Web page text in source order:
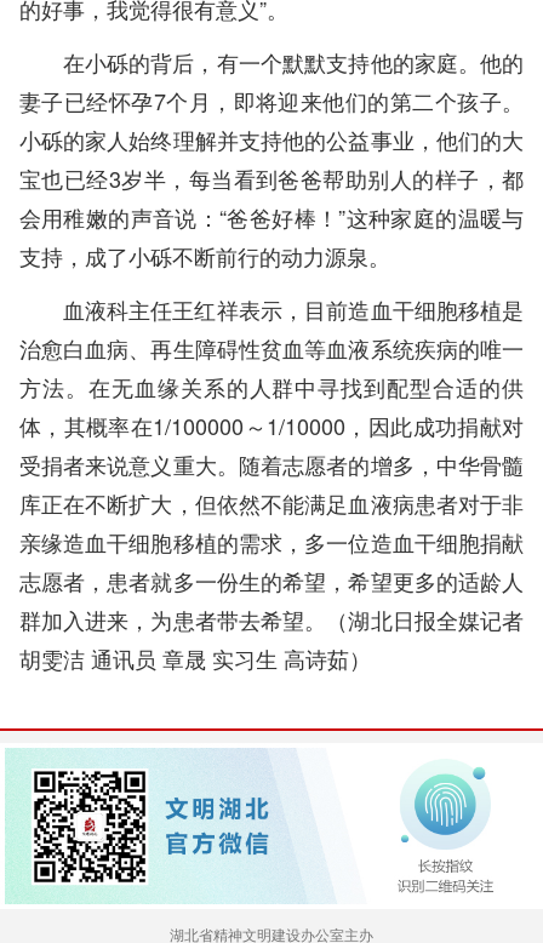
的好事，我觉得很有意义”。
在小砾的背后，有一个默默支持他的家庭。他的
妻子已经怀孕7个月，即将迎来他们的第二个孩子。
小砾的家人始终理解并支持他的公益事业，他们的大
宝也已经3岁半，每当看到爸爸帮助别人的样子，都
会用稚嫩的声音说：“爸爸好棒！”这种家庭的温暖与
支持，成了小砾不断前行的动力源泉。
血液科主任王红祥表示，目前造血干细胞移植是
治愈白血病、再生障碍性贫血等血液系统疾病的唯一
方法。在无血缘关系的人群中寻找到配型合适的供
体，其概率在1/100000～1/10000，因此成功捐献对
受捐者来说意义重大。随着志愿者的增多，中华骨髓
库正在不断扩大，但依然不能满足血液病患者对于非
亲缘造血干细胞移植的需求，多一位造血干细胞捐献
志愿者，患者就多一份生的希望，希望更多的适龄人
群加入进来，为患者带去希望。（湖北日报全媒记者
胡雯洁 通讯员 章晟 实习生 高诗茹）
湖北省精神文明建设办公室主办